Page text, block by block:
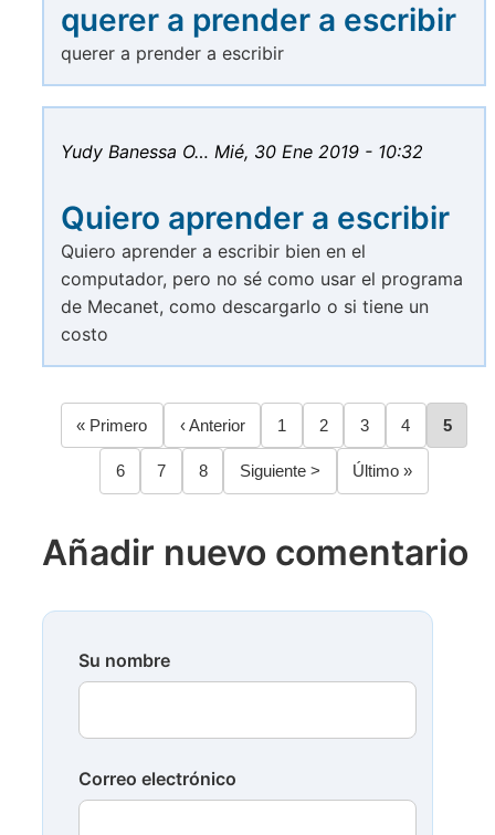
querer a prender a escribir
querer a prender a escribir
Yudy Banessa O… Mié, 30 Ene 2019 - 10:32
Quiero aprender a escribir
Quiero aprender a escribir bien en el
computador, pero no sé como usar el programa
de Mecanet, como descargarlo o si tiene un
costo
Paginación
Primera
página
« Primero
Página
anterior
‹ Anterior Página
1 Página
2 Página
3 Página
4 Página
5
Página
6 Página
7 Página
8
Siguiente
página
Siguiente >
Última
página
Último »
Añadir nuevo comentario
Su nombre
Correo electrónico